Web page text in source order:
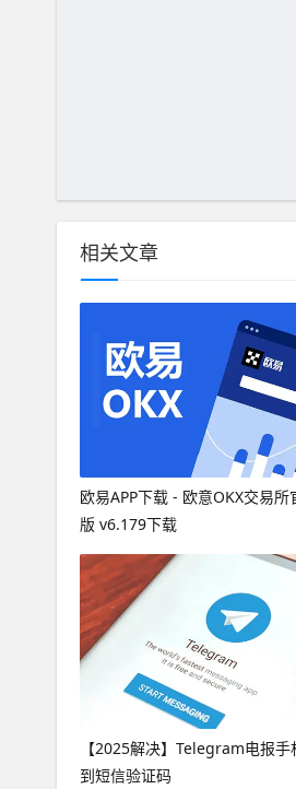
相关文章
欧易APP下载 - 欧意OKX交易所
版 v6.179下载
【2025解决】Telegram电报
到短信验证码